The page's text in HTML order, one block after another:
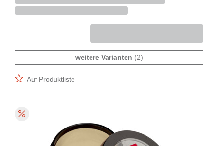
weitere Varianten (2)
Auf Produktliste